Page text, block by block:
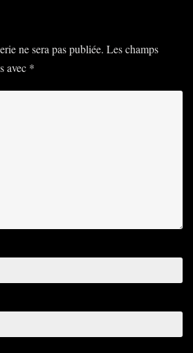
ne sera pas publiée. Les champs
avec *